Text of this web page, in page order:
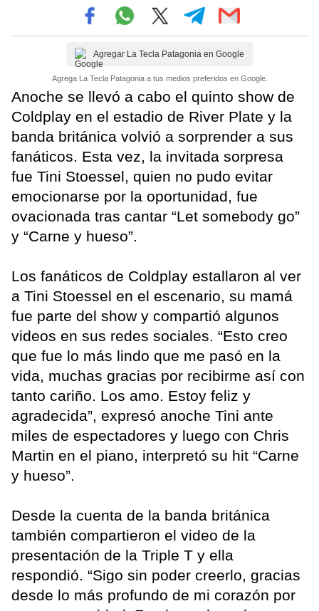
Agregar La Tecla Patagonia en Google
Agrega La Tecla Patagonia a tus medios preferidos en Google.
Anoche se llevó a cabo el quinto show de
Coldplay en el estadio de River Plate y la
banda británica volvió a sorprender a sus
fanáticos. Esta vez, la invitada sorpresa
fue Tini Stoessel, quien no pudo evitar
emocionarse por la oportunidad, fue
ovacionada tras cantar “Let somebody go”
y “Carne y hueso”.
Los fanáticos de Coldplay estallaron al ver
a Tini Stoessel en el escenario, su mamá
fue parte del show y compartió algunos
videos en sus redes sociales. “Esto creo
que fue lo más lindo que me pasó en la
vida, muchas gracias por recibirme así con
tanto cariño. Los amo. Estoy feliz y
agradecida”, expresó anoche Tini ante
miles de espectadores y luego con Chris
Martin en el piano, interpretó su hit “Carne
y hueso”.
Desde la cuenta de la banda británica
también compartieron el video de la
presentación de la Triple T y ella
respondió. “Sigo sin poder creerlo, gracias
desde lo más profundo de mi corazón por